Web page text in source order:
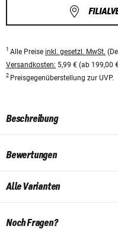
1 Alle Preise inkl. gesetzl. MwSt.
Versandkosten: 5,99 € (ab 199,00
2 Preisgegenüberstellung zur UVP.
Beschreibung
Bewertungen
Alle Varianten
Noch Fragen?